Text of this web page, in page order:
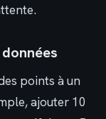
points à un
ajouter 10